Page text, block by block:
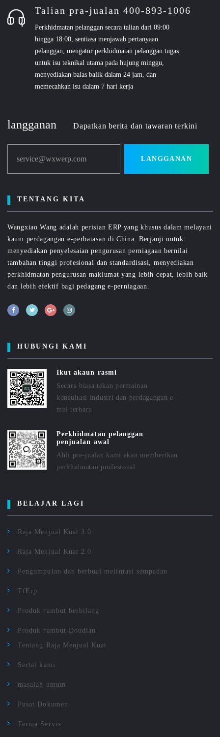
Talian pra-jualan 400-893-1006
Perkhidmatan pelanggan secara talian dari 09:00
hingga 18:00, sentiasa menjawab pertanyaan
pelanggan, mengatur perkhidmatan pelanggan tugas
untuk isu teknikal utama pada hujung minggu,
menyediakan balas balik dalam 24 jam, dan
memecahkan isu dalam 7 hari kerja
langganan Dapatkan berita dan tawaran terkini
service@wxwerp.com LANGGANAN
TENTANG KITA
Wangxiao Wang adalah perisian ERP yang khusus dalam melayani
kaum perdagangan e-perbatasan di China. Berjanji untuk
menyediakan penyelesaian pengurusan perniagaan bernilai
tambahan tinggi profesional dan standardisasi, menyediakan
perkhidmatan pengurusan maklumat yang lebih cepat, lebih baik
dan lebih efektif bagi pedagang e-perniagaan.
HUBUNGI KAMI
Ikut akaun rasmi
Secara biasa tekan permainan
konsultasi industri dan perdagangan e-
mel terbaru
Perkhidmatan pelanggan
penjualan awal
Ahli pre-jualan kami akan memberikan
perkhidmatan profesional
BELAJAR LAGI
Raja Menjual Kuat 3.0
Raja Menjual Kuat 2.0
Pengumpulan dan berbual melintasi sempadan
TfErp
Produk rambut berbilang
Produk rambut Doudian
Tentang Raja Menjual Kuat
Sertai kami.
masalah umum
Pusat Dokumen
Terma Servis